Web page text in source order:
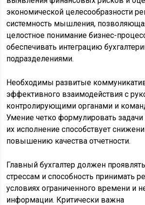
экономической целесообразности
системность мышления,
целостное понимание бизнес-
обеспечивать интеграцию
подразделениями.
Необходимы развитые
эффективного взаимодействия с
контролирующими органами и
Умение четко формулировать задачи
их исполнение способствует
повышению качества отчетности.
Главный бухгалтер должен
стрессам и способность принимать
условиях ограниченного времени и
информации. Критически важна